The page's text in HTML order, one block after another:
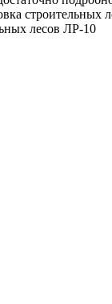
строительных
лесов ЛР-10